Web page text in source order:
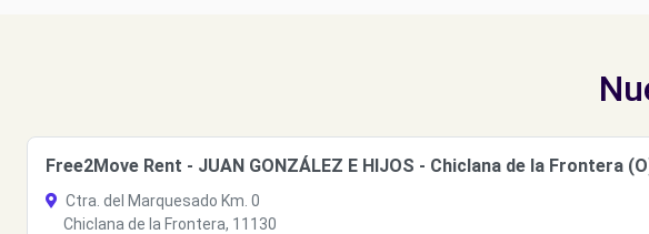
Free2Move Rent - JUAN GONZÁLEZ E HIJOS - Chiclana de la Frontera
Ctra. del Marquesado Km. 0
Chiclana de la Frontera, 11130